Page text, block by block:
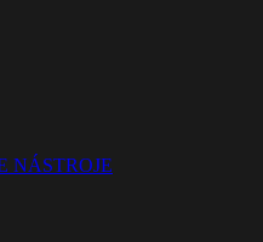
NÁSTROJE